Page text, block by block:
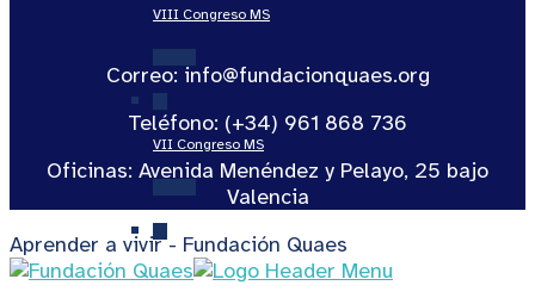
VIII Congreso MS
VII Congreso MS
VI Congreso MS
Correo: info@fundacionquaes.org
Teléfono: (+34) 961 868 736
Oficinas: Avenida Menéndez y Pelayo, 25 bajo
Valencia
Aprender a vivir - Fundación Quaes